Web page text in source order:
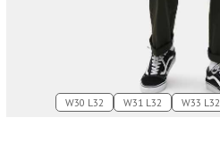
W30 L32 W31 L32 W33 L32